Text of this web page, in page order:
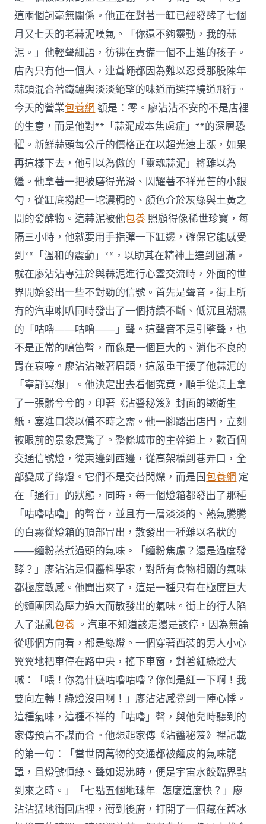
這兩個詞毫無關係。他正在對著一缸已經發酵了七個
月又七天的老蒜泥嘆氣。「你還不夠靈動，我的蒜
泥。」他輕聲細語，彷彿在責備一個不上進的孩子。
店內只有他一個人，連蒼蠅都因為難以忍受那股陳年
蒜頭混合著鐵鏽與淡淡絕望的味道而選擇繞道飛行。
今天的營業包養網 額是：零。廖沾沾不安的不是店裡
的生意，而是他對**「蒜泥成本焦慮症」**的深層恐
懼。新鮮蒜頭每公斤的價格正在以超光速上漲，如果
再這樣下去，他引以為傲的「靈魂蒜泥」將難以為
繼。他拿著一把被磨得光滑、閃耀著不祥光芒的小銀
勺，從缸底撈起一坨濃稠的、顏色介於灰綠與土黃之
間的發酵物。這蒜泥被他包養 照顧得像稀世珍寶，每
隔三小時，他就要用手指彈一下缸邊，確保它能感受
到**「溫和的震動」**，以助其在精神上達到圓滿。
就在廖沾沾專注於與蒜泥進行心靈交流時，外面的世
界開始發出一些不對勁的信號。首先是聲音。街上所
有的汽車喇叭同時發出了一個持續不斷、低沉且潮濕
的「咕嚕——咕嚕——」聲。這聲音不是引擎聲，也
不是正常的鳴笛聲，而像是一個巨大的、消化不良的
胃在哀嚎。廖沾沾皺著眉頭，這嚴重干擾了他蒜泥的
「寧靜冥想」。他決定出去看個究竟，順手從桌上拿
了一張髒兮兮的，印著《沾醬秘笈》封面的皺衛生
紙，塞進口袋以備不時之需。他一腳踏出店門，立刻
被眼前的景象震驚了。整條城市的主幹道上，數百個
交通信號燈，從東邊到西邊，從高架橋到巷弄口，全
部變成了綠燈。它們不是交替閃爍，而是固包養網 定
在「通行」的狀態，同時，每一個燈箱都發出了那種
「咕嚕咕嚕」的聲音，並且有一層淡淡的、熱氣騰騰
的白霧從燈箱的頂部冒出，散發出一種難以名狀的
——麵粉蒸煮過頭的氣味。「麵粉焦慮？還是過度發
酵？」廖沾沾是個醬料學家，對所有食物相關的氣味
都極度敏感。他聞出來了，這是一種只有在極度巨大
的麵團因為壓力過大而散發出的氣味。街上的行人陷
入了混亂包養 。汽車不知道該走還是該停，因為無論
從哪個方向看，都是綠燈。一個穿著西裝的男人小心
翼翼地把車停在路中央，搖下車窗，對著紅綠燈大
喊：「喂！你為什麼咕嚕咕嚕？你倒是紅一下啊！我
要向左轉！綠燈沒用啊！」廖沾沾感覺到一陣心悸。
這種氣味，這種不祥的「咕嚕」聲，與他兒時聽到的
家傳預言不謀而合。他想起家傳《沾醬秘笈》裡記載
的第一句：「當世間萬物的交通都被麵皮的氣味籠
罩，且燈號恒綠、聲如湯沸時，便是宇宙水餃臨界點
到來之時。」「七點五個地球年…怎麼這麼快？」廖
沾沾猛地衝回店裡，衝到後廚，打開了一個藏在舊冰